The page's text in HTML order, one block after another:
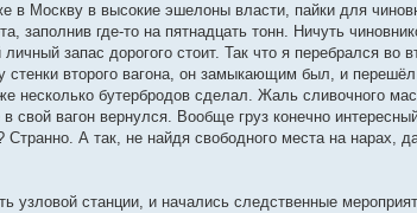
в Москву в высокие эшелоны власти, пайки для
заполнив где-то на пятнадцать тонн. Ничуть
запас дорогого стоит. Так что я перебрался во
второго вагона, он замыкающим был, и
несколько бутербродов сделал. Жаль сливочного
свой вагон вернулся. Вообще груз конечно
А так, не найдя свободного места на нарах,
узловой станции, и начались следственные